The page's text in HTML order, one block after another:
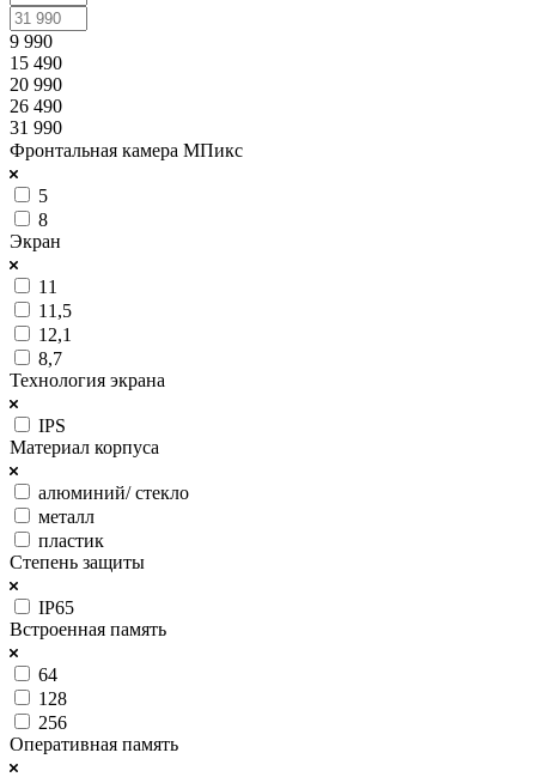
9 990
15 490
20 990
26 490
31 990
Фронтальная камера МПикс
5
8
Экран
11
11,5
12,1
8,7
Технология экрана
IPS
Материал корпуса
алюминий/ стекло
металл
пластик
Степень защиты
IP65
Встроенная память
64
128
256
Оперативная память